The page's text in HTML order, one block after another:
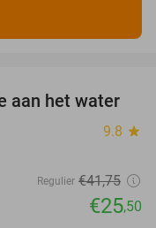
39%
aan het water
9.8 star
Regulier €41,75
€25,50